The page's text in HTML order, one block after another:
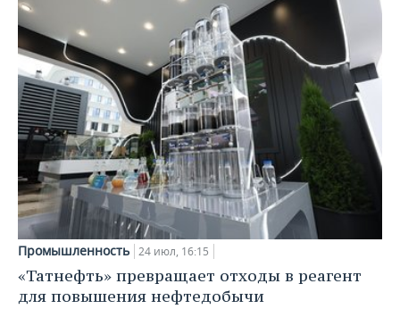
Промышленность 24 июл, 16:15
«Татнефть» превращает отходы в реагент
для повышения нефтедобычи